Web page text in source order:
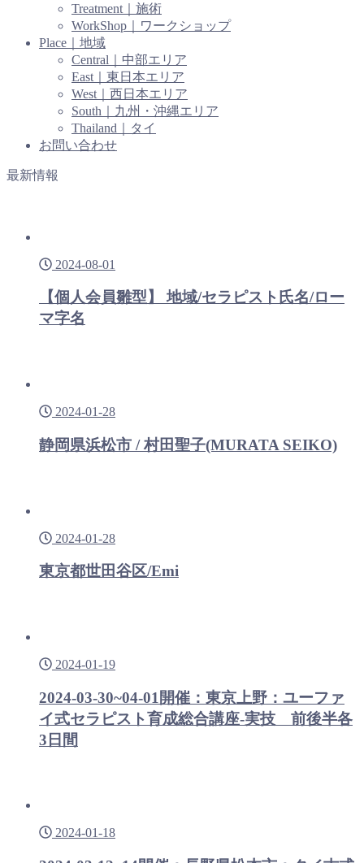
Treatment｜施術
WorkShop｜ワークショップ
Place｜地域
Central｜中部エリア
East｜東日本エリア
West｜西日本エリア
South｜九州・沖縄エリア
Thailand｜タイ
お問い合わせ
最新情報
2024-08-01
【個人会員雛型】 地域/セラピスト氏名/ロー
マ字名
2024-01-28
静岡県浜松市 / 村田聖子(MURATA SEIKO)
2024-01-28
東京都世田谷区/Emi
2024-01-19
2024-03-30~04-01開催：東京上野：ユーファ
イ式セラピスト育成総合講座-実技 前後半各
3日間
2024-01-18